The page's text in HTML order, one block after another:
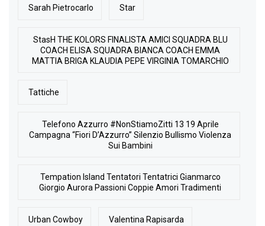
Sarah Pietrocarlo Star
StasH THE KOLORS FINALISTA AMICI SQUADRA BLU
COACH ELISA SQUADRA BIANCA COACH EMMA
MATTIA BRIGA KLAUDIA PEPE VIRGINIA TOMARCHIO
Tattiche
Telefono Azzurro #NonStiamoZitti 13 19 Aprile
Campagna “Fiori D’Azzurro” Silenzio Bullismo Violenza
Sui Bambini
Tempation Island Tentatori Tentatrici Gianmarco
Giorgio Aurora Passioni Coppie Amori Tradimenti
Urban Cowboy Valentina Rapisarda